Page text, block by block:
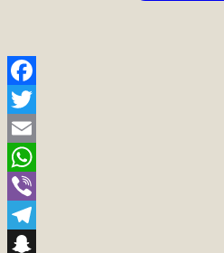
Facebook
Twitter
Email
WhatsApp
Viber
Telegram